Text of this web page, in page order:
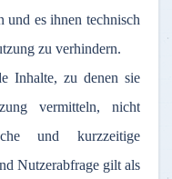
und es ihnen technisch
zu verhindern.
Inhalte, zu denen sie
vermitteln, nicht
und kurzzeitige
Nutzerabfrage gilt als